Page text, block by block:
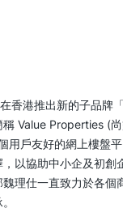
香港推出新的子品牌
Value Properties (
用戶友好的網上樓盤
以協助中小企及初創
理仕一直致力於各個